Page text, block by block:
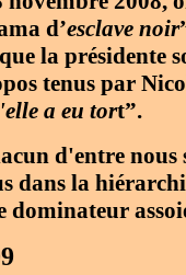
d’esclave noir
la présidente
tenus par
a eu tort”.
d'entre nous
la
dominateur